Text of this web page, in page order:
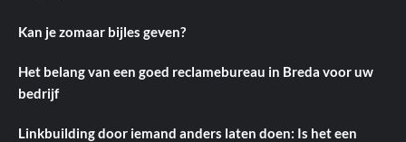
Kan je zomaar bijles geven?
Het belang van een goed reclamebureau in Breda voor uw
bedrijf
Linkbuilding door iemand anders laten doen: Is het een